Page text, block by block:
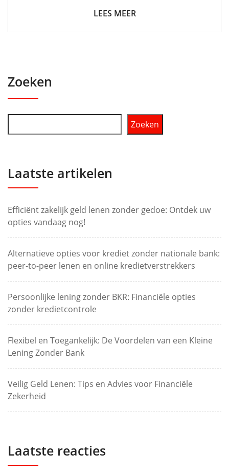
LEES MEER
Zoeken
Zoeken
Laatste artikelen
Efficiënt zakelijk geld lenen zonder gedoe: Ontdek uw
opties vandaag nog!
Alternatieve opties voor krediet zonder nationale bank:
peer-to-peer lenen en online kredietverstrekkers
Persoonlijke lening zonder BKR: Financiële opties
zonder kredietcontrole
Flexibel en Toegankelijk: De Voordelen van een Kleine
Lening Zonder Bank
Veilig Geld Lenen: Tips en Advies voor Financiële
Zekerheid
Laatste reacties